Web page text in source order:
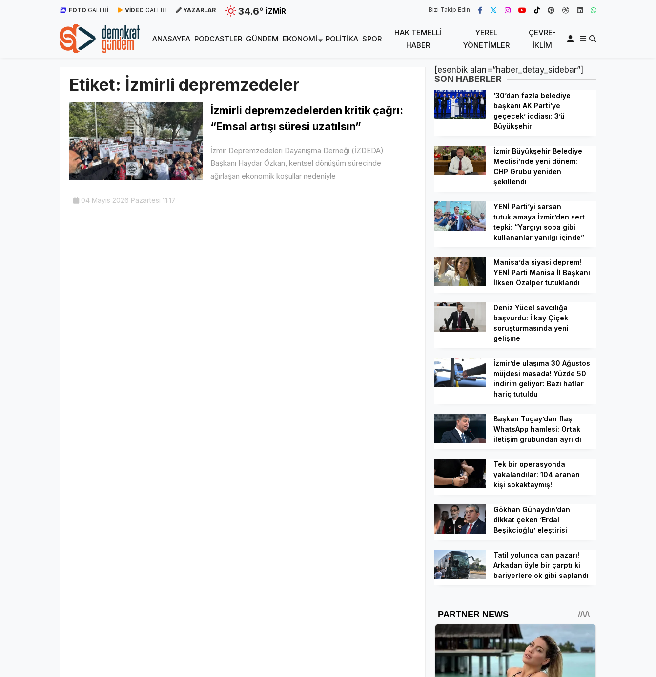
FOTO GALERİ VİDEO GALERİ YAZARLAR 34.6° İZMIR Bizi Takip Edin
ANASAYFA PODCASTLER GÜNDEM EKONOMI POLITIKA SPOR
HAK TEMELLI
HABER
YEREL
YÖNETIMLER
ÇEVRE-
İKLIM
Etiket: İzmirli depremzedeler
İzmirli depremzedelerden kritik çağrı:
“Emsal artışı süresi uzatılsın”
İzmir Depremzedeleri Dayanışma Derneği (İZDEDA)
Başkanı Haydar Özkan, kentsel dönüşüm sürecinde
ağırlaşan ekonomik koşullar nedeniyle
04 Mayıs 2026 Pazartesi 11:17
[esenbik alan=”haber_detay_sidebar”]
SON HABERLER
’30’dan fazla belediye
başkanı AK Parti’ye
geçecek’ iddiası: 3’ü
Büyükşehir
İzmir Büyükşehir Belediye
Meclisi’nde yeni dönem:
CHP Grubu yeniden
şekillendi
YENİ Parti’yi sarsan
tutuklamaya İzmir’den sert
tepki: “Yargıyı sopa gibi
kullananlar yanılgı içinde”
Manisa’da siyasi deprem!
YENİ Parti Manisa İl Başkanı
İlksen Özalper tutuklandı
Deniz Yücel savcılığa
başvurdu: İlkay Çiçek
soruşturmasında yeni
gelişme
İzmir’de ulaşıma 30 Ağustos
müjdesi masada! Yüzde 50
indirim geliyor: Bazı hatlar
hariç tutuldu
Başkan Tugay’dan flaş
WhatsApp hamlesi: Ortak
iletişim grubundan ayrıldı
Tek bir operasyonda
yakalandılar: 104 aranan
kişi sokaktaymış!
Gökhan Günaydın’dan
dikkat çeken ‘Erdal
Beşikcioğlu’ eleştirisi
Tatil yolunda can pazarı!
Arkadan öyle bir çarptı ki
bariyerlere ok gibi saplandı